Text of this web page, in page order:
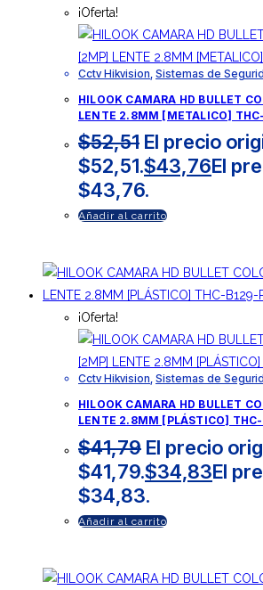
¡Oferta!
Cctv Hikvision Sistemas de
HILOOK CAMARA HD BULLET
LENTE 2.8MM [METALICO]
$52,51 El precio
$52,51.$43,76El
$43,76.
Añadir al carrito
¡Oferta!
Cctv Hikvision, Sistemas de
HILOOK CAMARA HD BULLET
LENTE 2.8MM [PLÁSTICO]
$41,79 El precio
$41,79.$34,83El
$34,83.
Añadir al carrito